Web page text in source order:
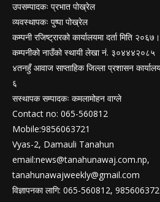
उपसम्पादकः प्रभात पोख्रेल
व्यवस्थापकः पुष्पा पोख्रेल
कम्पनी रजिष्ट्रारको कार्यालयमा दर्ता मिति
कम्पनीको नाउँको स्थायी लेखा नं. ३०४४४२०८५
४तनहुँ आवाज साप्ताहिक जिल्ला प्रशासन
६
सस्थापक सम्पादकः कमलामोहन वाग्ले
Contact no: 065-560812
Mobile:9856063721
Vyas-2, Damauli Tanahun
email:news@tanahunawaj.com.np,
tanahunawajweekly@gmail.com
विज्ञापनका लागि: 065-560812,